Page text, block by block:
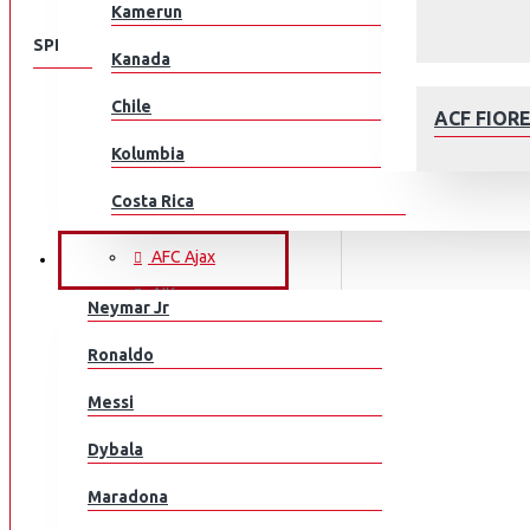
ACF
Kamerun
Kanada
Chile
Kolumbia
Costa Rica
Kroatia
Tšekki
Tanska
Egypti
EL Salvador
JALKAPALLOILIJAT
Neymar Jr
Ronaldo
Messi
Dybala
Maradona
SPEISEKARTE
KLUBEILLE
Aberdeen
ACF Fiorentina
AFC Ajax
AIK
AS Monaco
Athletic Bilbao